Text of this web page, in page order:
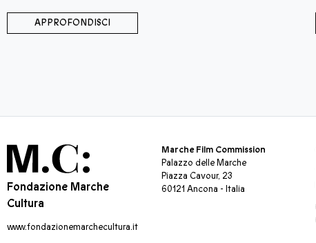
APPROFONDISCI
Fondazione Marche
Cultura
www.fondazionemarchecultura.it
Marche Film Commission
Palazzo delle Marche
Piazza Cavour, 23
60121 Ancona - Italia